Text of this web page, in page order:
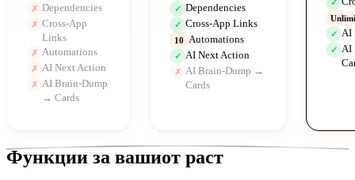
✗ Dependencies
✗ Cross-App
Links
✗ Automations
✗ AI Next Action
✗ AI Brain-Dump
→ Cards
✓ Dependencies
✓ Cross-App Links
10 Automations
✓ AI Next Action
✗ AI Brain-Dump →
Cards
✓
✓ AI
✓ AI
Функции за вашиот раст